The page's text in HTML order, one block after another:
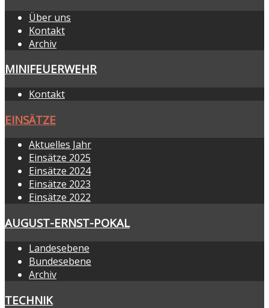
Über uns
Kontakt
Archiv
MINIFEUERWEHR
Kontakt
EINSÄTZE
Aktuelles Jahr
Einsätze 2025
Einsätze 2024
Einsätze 2023
Einsätze 2022
AUGUST-ERNST-POKAL
Landesebene
Bundesebene
Archiv
TECHNIK